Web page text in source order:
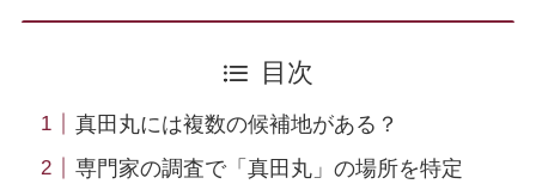
目次
真田丸には複数の候補地がある？
専門家の調査で「真田丸」の場所を特定